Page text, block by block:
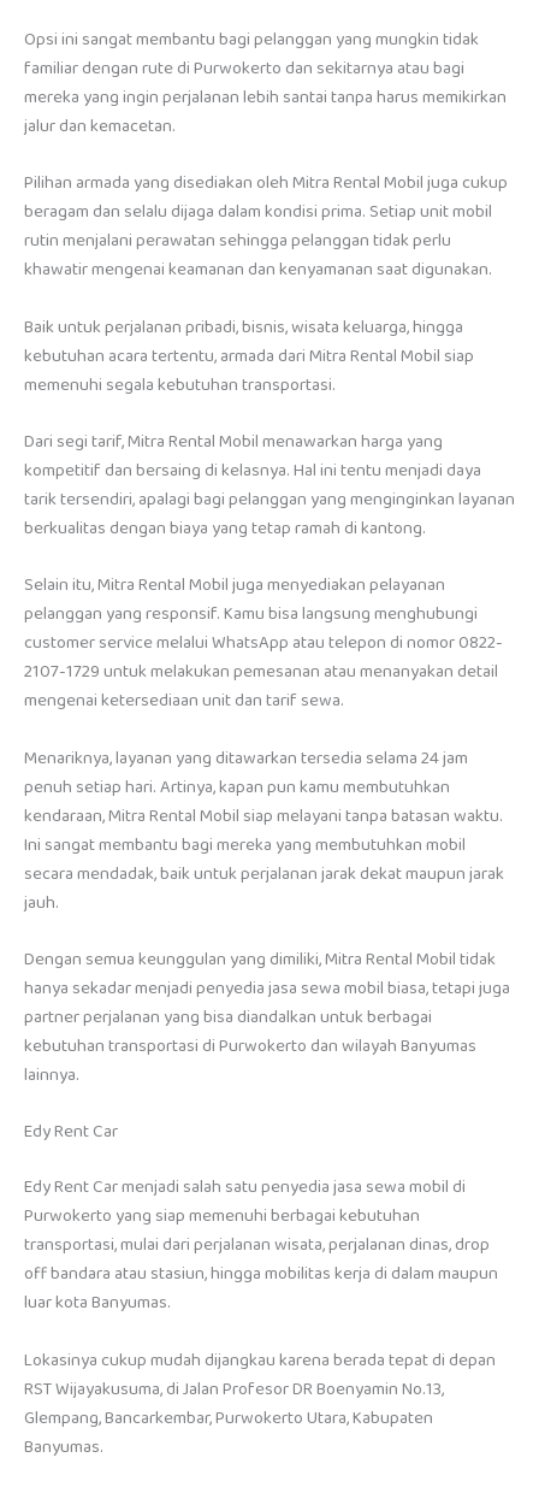
Opsi ini sangat membantu bagi pelanggan yang mungkin tidak
familiar dengan rute di Purwokerto dan sekitarnya atau bagi
mereka yang ingin perjalanan lebih santai tanpa harus memikirkan
jalur dan kemacetan.
Pilihan armada yang disediakan oleh Mitra Rental Mobil juga cukup
beragam dan selalu dijaga dalam kondisi prima. Setiap unit mobil
rutin menjalani perawatan sehingga pelanggan tidak perlu
khawatir mengenai keamanan dan kenyamanan saat digunakan.
Baik untuk perjalanan pribadi, bisnis, wisata keluarga, hingga
kebutuhan acara tertentu, armada dari Mitra Rental Mobil siap
memenuhi segala kebutuhan transportasi.
Dari segi tarif, Mitra Rental Mobil menawarkan harga yang
kompetitif dan bersaing di kelasnya. Hal ini tentu menjadi daya
tarik tersendiri, apalagi bagi pelanggan yang menginginkan layanan
berkualitas dengan biaya yang tetap ramah di kantong.
Selain itu, Mitra Rental Mobil juga menyediakan pelayanan
pelanggan yang responsif. Kamu bisa langsung menghubungi
customer service melalui WhatsApp atau telepon di nomor 0822-
2107-1729 untuk melakukan pemesanan atau menanyakan detail
mengenai ketersediaan unit dan tarif sewa.
Menariknya, layanan yang ditawarkan tersedia selama 24 jam
penuh setiap hari. Artinya, kapan pun kamu membutuhkan
kendaraan, Mitra Rental Mobil siap melayani tanpa batasan waktu.
Ini sangat membantu bagi mereka yang membutuhkan mobil
secara mendadak, baik untuk perjalanan jarak dekat maupun jarak
jauh.
Dengan semua keunggulan yang dimiliki, Mitra Rental Mobil tidak
hanya sekadar menjadi penyedia jasa sewa mobil biasa, tetapi juga
partner perjalanan yang bisa diandalkan untuk berbagai
kebutuhan transportasi di Purwokerto dan wilayah Banyumas
lainnya.
Edy Rent Car
Edy Rent Car menjadi salah satu penyedia jasa sewa mobil di
Purwokerto yang siap memenuhi berbagai kebutuhan
transportasi, mulai dari perjalanan wisata, perjalanan dinas, drop
off bandara atau stasiun, hingga mobilitas kerja di dalam maupun
luar kota Banyumas.
Lokasinya cukup mudah dijangkau karena berada tepat di depan
RST Wijayakusuma, di Jalan Profesor DR Boenyamin No.13,
Glempang, Bancarkembar, Purwokerto Utara, Kabupaten
Banyumas.